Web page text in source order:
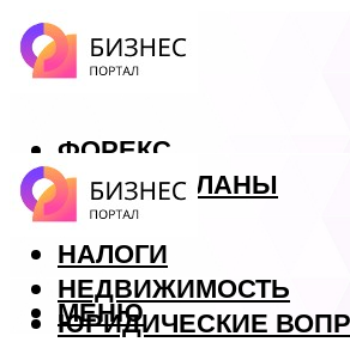
ФОРЕКС
БИЗНЕС ПЛАНЫ
КРЕДИТЫ
НАЛОГИ
НЕДВИЖИМОСТЬ
ЮРИДИЧЕСКИЕ
МЕНЮ